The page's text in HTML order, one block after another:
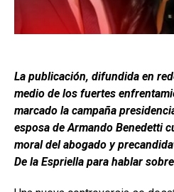
La publicación, difundida en
medio de los fuertes
marcado la campaña
esposa de Armando Benedetti
moral del abogado y
De la Espriella para hablar